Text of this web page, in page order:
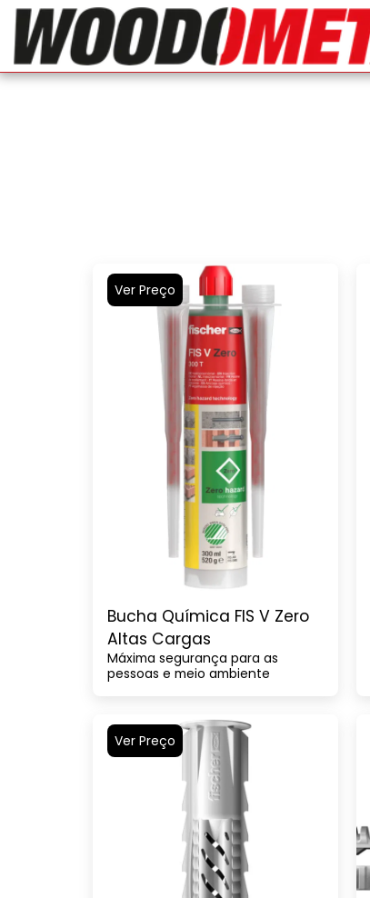
Ver Preço
Bucha Química FIS V Zero
Altas Cargas
Máxima segurança para as
pessoas e meio ambiente
Ver Preço